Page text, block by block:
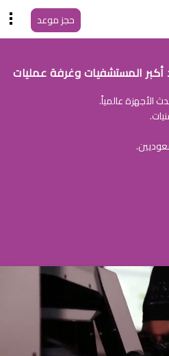
حجز موعد
أكبر المستشفيات وغرفة عمليات
الأجهزة عالمياً.